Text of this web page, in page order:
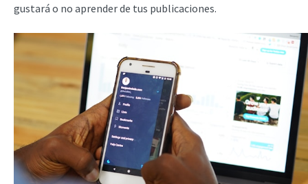
gustará o no aprender de tus publicaciones.